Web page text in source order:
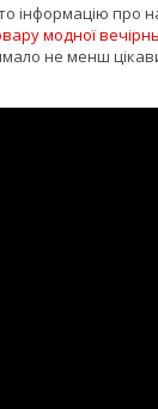
інформацію про
модної
не менш